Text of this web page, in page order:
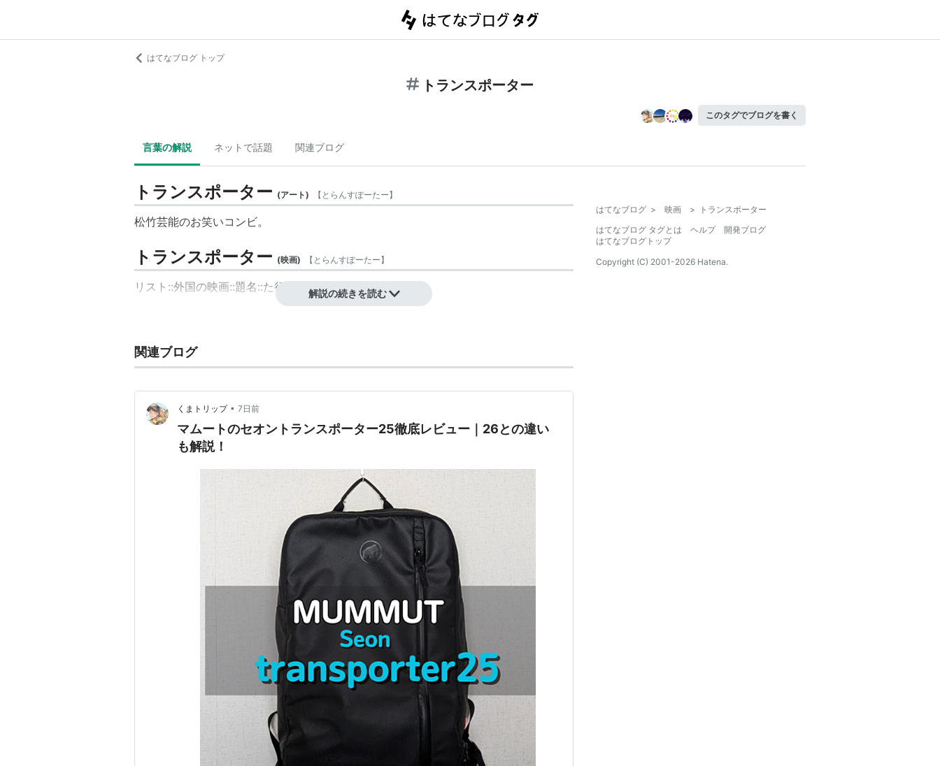
はてなブログ トップ
トランスポーター
このタグでブログを書く
言葉の解説 ネットで話題 関連ブログ
トランスポーター (アート) 【 とらんすぽーたー】
松竹芸能のお笑いコンビ。
トランスポーター (映画) 【 とらんすぽーたー】
リスト::外国の映画::題名::た行
フランスでは2002年に、日本では2003年に公開。
「契約厳守」「名前は聞かない」「依頼品は開けない」という３つのルールのもと、ど
ある。
続編として、同じくジェイソン・ステイサム主演の『トランスポーター2』（2005
年）、『トランスポーター3 アンリミテッド』（2008年）、主演にエド・スクライン
を据えたリブート作『トランスポーター イグニッション』（2015年）がある。
コーリー・ユン
リュック・ベッソン ／スティーヴ・チャスマン
リュック・ベッソン
ロバート・マーク・ケイメン
スタンリー・クラーク
フランク………ジェイソン・ステイサム
（山路和弘）
スー・チー（根谷美智子）
マット・シュルツ（西凜太朗）
フランソワ・ベレルアン
解説の続きを読む
関連ブログ
くまトリップ • 7日前
マムートのセオントランスポーター25徹底レビュー｜26との違い
も解説！
はてなブログ > 映画 >
トランスポーター
はてなブログ タグとは
ヘルプ
開発ブログ
はてなブログトップ
Copyright (C) 2001-2026 Hatena.